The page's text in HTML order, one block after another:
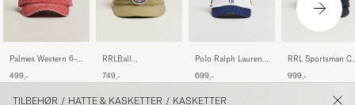
Palmes Western 6-
499,-
RRLBall
749,-
Polo Ralph Lauren
Ceramic White
699,-
RRL Sportsman
999,-
TILBEHØR / HATTE & KASKETTER / KASKETTER